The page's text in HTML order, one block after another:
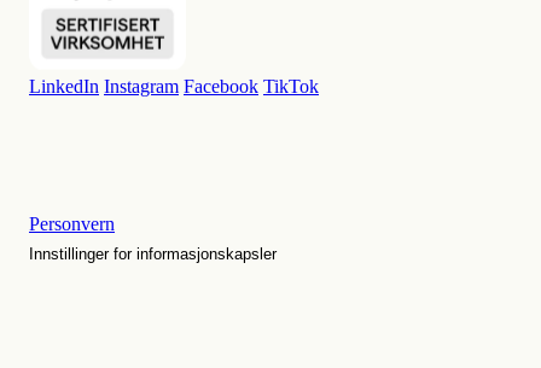
LinkedIn Instagram Facebook TikTok
Personvern
Innstillinger for informasjonskapsler